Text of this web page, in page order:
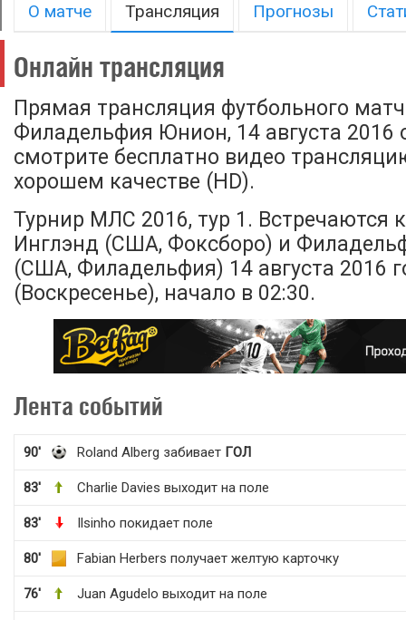
О матче Трансляция Прогнозы
Онлайн трансляция
Прямая трансляция футбольного
Филадельфия Юнион, 14 августа 2016
смотрите бесплатно видео
хорошем качестве (HD).
Турнир МЛС 2016, тур 1.
Инглэнд (США, Фоксборо) и
(США, Филадельфия) 14 августа 2016
(Воскресенье), начало в 02:30.
Лента событий
90' Roland Alberg забивает ГОЛ
83' Charlie Davies выходит на поле
83' Ilsinho покидает поле
80' Fabian Herbers получает желтую карточку
76' Juan Agudelo выходит на поле